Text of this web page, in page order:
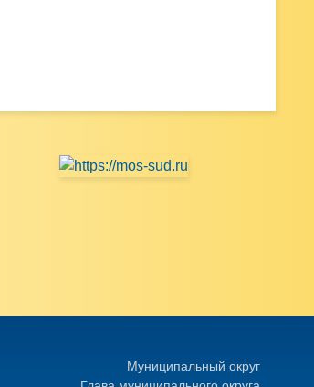
Муниципальный округ